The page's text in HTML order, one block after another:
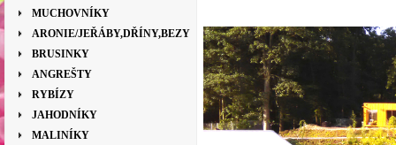
MUCHOVNÍKY
ARONIE/JEŘÁBY,DŘÍNY,BEZY
BRUSINKY
ANGREŠTY
RYBÍZY
JAHODNÍKY
MALINÍKY